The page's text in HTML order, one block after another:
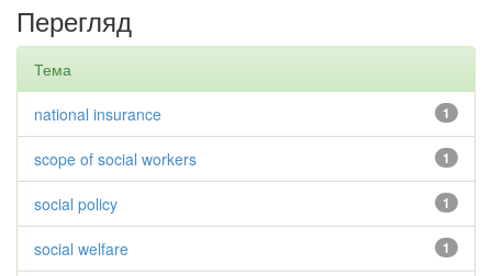
Перегляд
Тема
1
national insurance
1
scope of social workers
1
social policy
1
social welfare